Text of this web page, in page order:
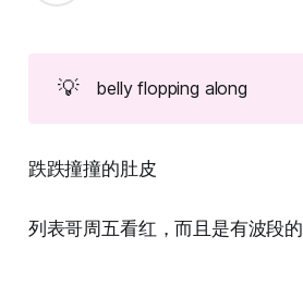
💡 belly flopping along
跌跌撞撞的肚皮
列表哥周五看红，而且是有波段的